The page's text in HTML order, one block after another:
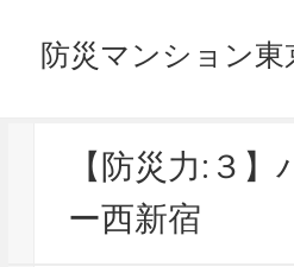
防災マンション東
【防災力:３
ー西新宿